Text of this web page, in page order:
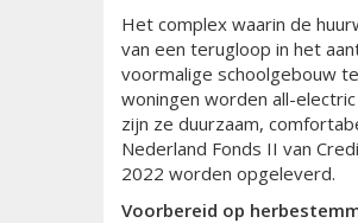
Het complex waarin de
van een terugloop in het
voormalige schoolgebouw
woningen worden all-
zijn ze duurzaam,
Nederland Fonds II van
2022 worden opgeleverd.
Voorbereid op